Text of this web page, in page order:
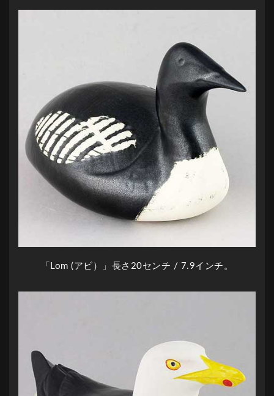
「Lom (アビ）」長さ20センチ / 7.9インチ。